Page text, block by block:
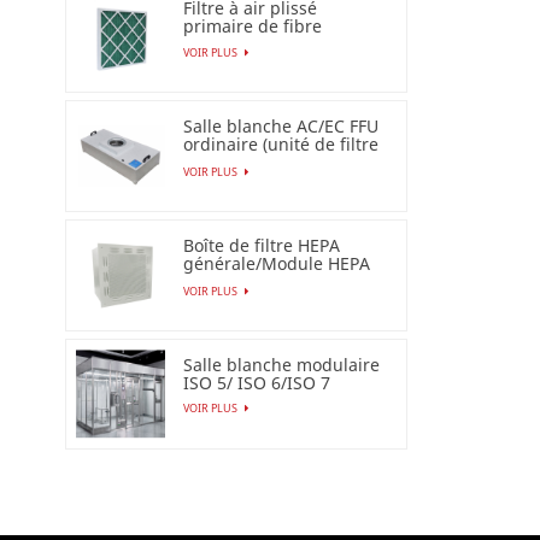
Filtre à air plissé
primaire de fibre
synthétique pour
industriel
VOIR PLUS
Salle blanche AC/EC FFU
ordinaire (unité de filtre
de ventilateur)
VOIR PLUS
Boîte de filtre HEPA
générale/Module HEPA
terminal
VOIR PLUS
Salle blanche modulaire
ISO 5/ ISO 6/ISO 7
VOIR PLUS